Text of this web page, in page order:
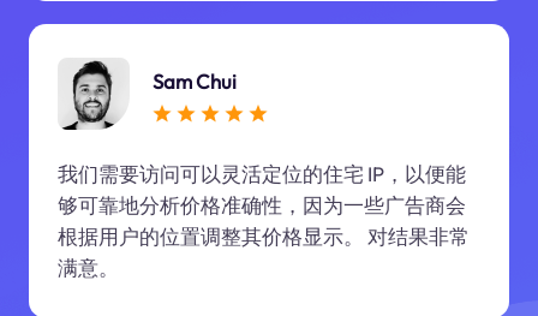
Sam Chui
我们需要访问可以灵活定位的住宅 IP，以便能
够可靠地分析价格准确性，因为一些广告商会
根据用户的位置调整其价格显示。 对结果非常
满意。